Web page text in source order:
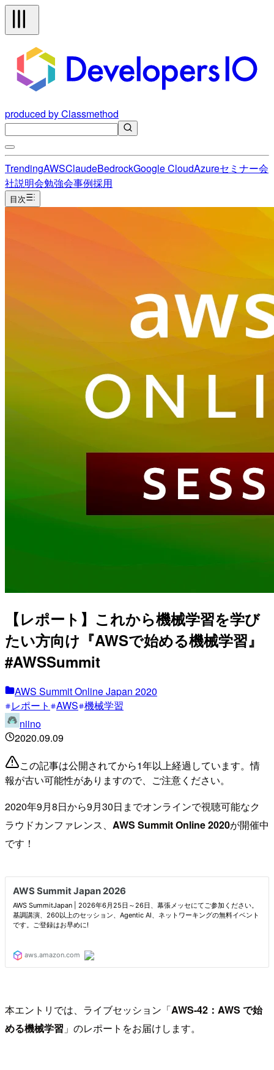
produced by Classmethod
TrendingAWSClaudeBedrockGoogle CloudAzureセミナー会
社説明会勉強会事例採用
目次
【レポート】これから機械学習を学び
たい方向け『AWSで始める機械学習』
#AWSSummit
AWS Summit Online Japan 2020
レポート
AWS 機械学習
niino
2020.09.09
この記事は公開されてから1年以上経過しています。情
報が古い可能性がありますので、ご注意ください。
2020年9月8日から9月30日までオンラインで視聴可能なク
ラウドカンファレンス、 AWS Summit Online 2020が開催中
です！
本エントリでは、ライブセッション「AWS-42：AWS で始
める機械学習 」のレポートをお届けします。